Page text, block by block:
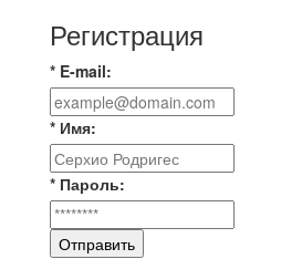
Регистрация
* E-mail:
* Имя:
* Пароль:
Отправить